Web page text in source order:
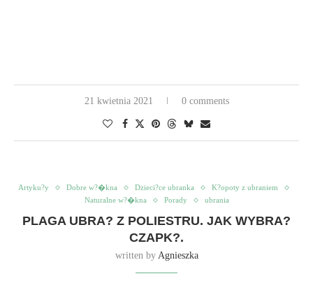
21 kwietnia 2021 0 comments
Artyku?y Dobre w?�kna Dzieci?ce ubranka
K?opoty z ubraniem
Naturalne w?�kna
Porady ubrania
PLAGA UBRA? Z POLIESTRU. JAK WYBRA?
CZAPK?.
written by Agnieszka